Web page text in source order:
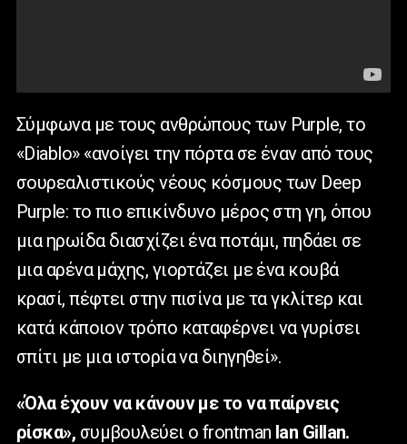
Σύμφωνα με τους ανθρώπους των Purple, το
«Diablo» «ανοίγει την πόρτα σε έναν από τους
σουρεαλιστικούς νέους κόσμους των Deep
Purple: το πιο επικίνδυνο μέρος στη γη, όπου
μια ηρωίδα διασχίζει ένα ποτάμι, πηδάει σε
μια αρένα μάχης, γιορτάζει με ένα κουβά
κρασί, πέφτει στην πισίνα με τα γκλίτερ και
κατά κάποιον τρόπο καταφέρνει να γυρίσει
σπίτι με μια ιστορία να διηγηθεί».
«Όλα έχουν να κάνουν με το να παίρνεις
ρίσκα», συμβουλεύει ο frontman Ian Gillan.